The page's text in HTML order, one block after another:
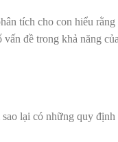
tích cho con hiểu
đề trong khả năng
sao lại có những quy